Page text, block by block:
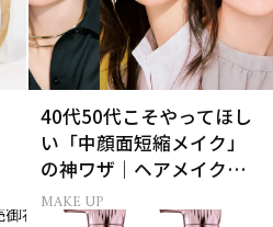
40代50代こそやってほし
い「中顔面短縮メイク」
の神ワザ｜ヘアメイク長
井かおりさん直伝
MAKE UP